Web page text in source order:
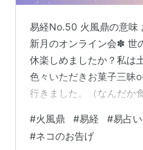
易経No.50 火風鼎の意
新月のオンライン会✽ 世
休楽しめましたか？私は
色々いただきお菓子三昧
行きました。（なんだか
をヾ(〃^∇^)ﾉ♪ 久しぶり
る食事は友達との時間と
#火風鼎 #易経 #易占い
#ネコのお告げ